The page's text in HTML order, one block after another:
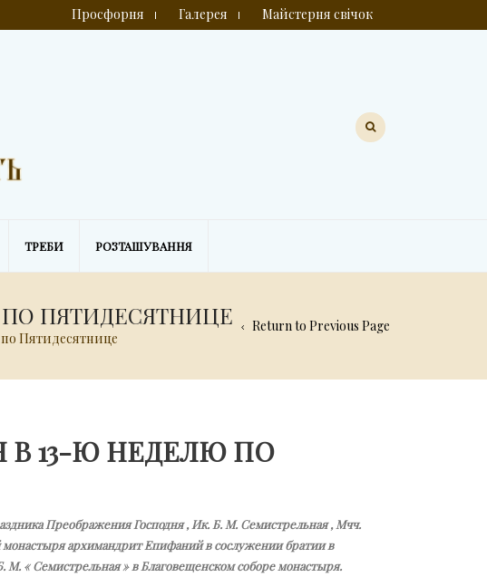
Просфорня Галерея Майстерня свічок
ТРЕБИ РОЗТАШУВАННЯ
ПЯТИДЕСЯТНИЦЕ
Пятидесятнице
Return to Previous Page
В 13-Ю НЕДЕЛЮ ПО
Преображения Господня , Ик. Б. М. Семистрельная , Мчч.
архимандрит Епифаний в сослужении братии в
« Семистрельная » в Благовещенском соборе монастыря.